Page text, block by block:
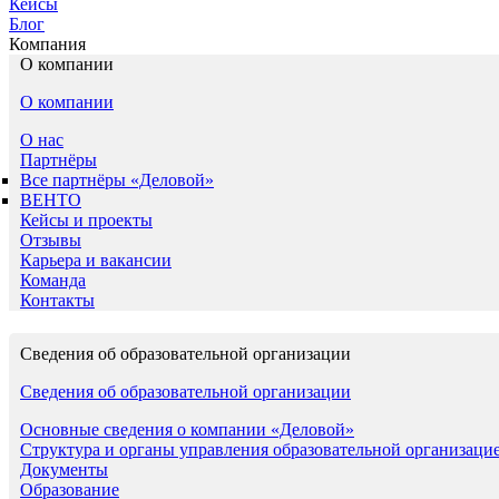
Кейсы
Блог
Компания
О компании
О компании
О нас
Партнёры
Все партнёры «Деловой»
ВЕНТО
Кейсы и проекты
Отзывы
Карьера и вакансии
Команда
Контакты
Сведения об образовательной организации
Сведения об образовательной организации
Основные сведения о компании «Деловой»
Структура и органы управления образовательной
Документы
Образование